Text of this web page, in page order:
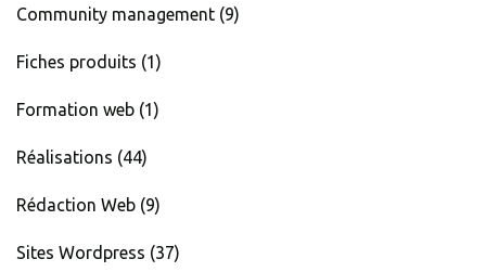
Community management (9)
Fiches produits (1)
Formation web (1)
Réalisations (44)
Rédaction Web (9)
Sites Wordpress (37)